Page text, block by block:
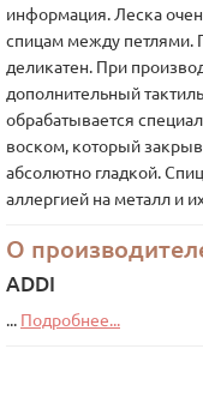
информация. Леска
спицам между петлями.
деликатен. При
дополнительный
обрабатывается
воском, который
абсолютно гладкой.
аллергией на металл и
О
ADDI
... Подробнее...